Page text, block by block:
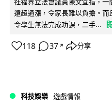
遠超通漲，令家長難以負擔。而
令學生無法完成功課，二手...
118 37 ↗ 分享
科技娛樂 遊戲情報